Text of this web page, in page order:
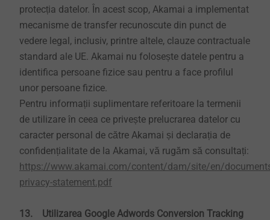
protecția datelor. În acest scop, Akamai a implementat
mecanisme de transfer recunoscute din punct de
vedere legal, inclusiv, printre altele, clauze contractuale
standard ale UE. Akamai nu folosește datele pentru a
identifica persoane fizice sau pentru a face profilul
unor persoane fizice.
Pentru informații suplimentare referitoare la termenii
de utilizare în ceea ce privește prelucrarea datelor cu
caracter personal de către Akamai și declarația de
confidențialitate de la Akamai, vă rugăm să consultați:
https://www.akamai.com/content/dam/site/en/
privacy-statement.pdf
13. Utilizarea Google Adwords Conversion Tracking